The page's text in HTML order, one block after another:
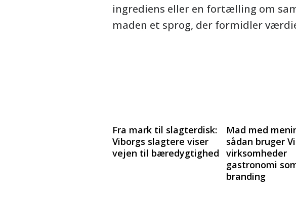
ingrediens eller en fortælling om
maden et sprog, der formidler
Fra mark til slagterdisk:
Viborgs slagtere viser
vejen til bæredygtighed
Mad med
sådan bruger
virksomheder
gastronomi
branding